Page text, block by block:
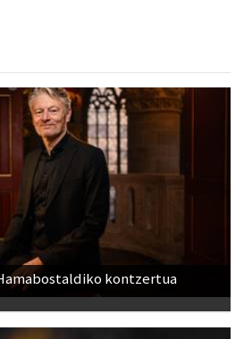
kontzertua